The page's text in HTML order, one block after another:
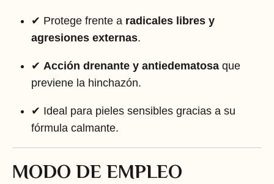
✔ Protege frente a radicales libres y
agresiones externas.
✔ Acción drenante y antiedematosaque
previene la hinchazón.
✔ Ideal para pieles sensibles gracias a su
fórmula calmante.
MODO DE EMPLEO